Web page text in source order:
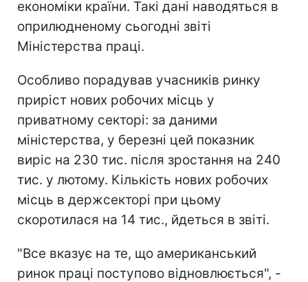
економіки країни. Такі дані наводяться в
оприлюдненому сьогодні звіті
Міністерства праці.
Особливо порадував учасників ринку
приріст нових робочих місць у
приватному секторі: за даними
міністерства, у березні цей показник
виріс на 230 тис. після зростання на 240
тис. у лютому. Кількість нових робочих
місць в держсекторі при цьому
скоротилася на 14 тис., йдеться в звіті.
"Все вказує на те, що американський
ринок праці поступово відновлюється", -